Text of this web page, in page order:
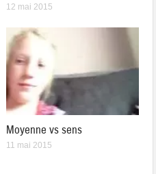
12 mai 2015
Moyenne vs sens
11 mai 2015